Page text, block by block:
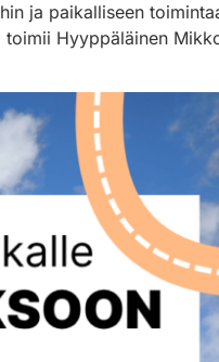
ja paikalliseen
Hyyppäläinen